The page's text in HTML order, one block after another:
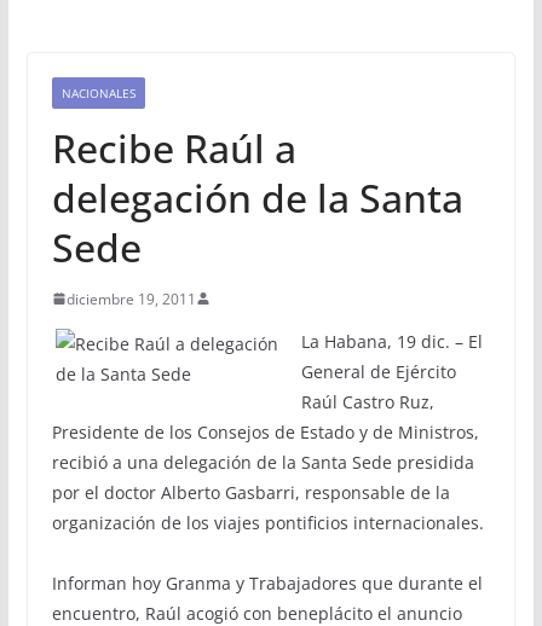
NACIONALES
Recibe Raúl a
delegación de la Santa
Sede
diciembre 19, 2011
La Habana, 19 dic. – El
General de Ejército
Raúl Castro Ruz,
Presidente de los Consejos de Estado y de Ministros,
recibió a una delegación de la Santa Sede presidida
por el doctor Alberto Gasbarri, responsable de la
organización de los viajes pontificios internacionales.
Informan hoy Granma y Trabajadores que durante el
encuentro, Raúl acogió con beneplácito el anuncio